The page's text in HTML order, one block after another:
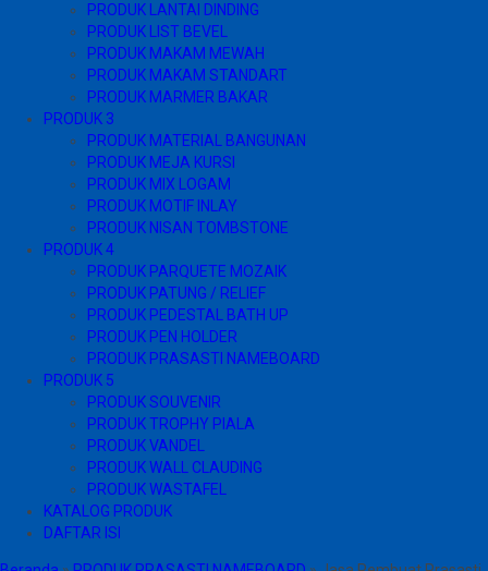
PRODUK LANTAI DINDING
PRODUK LIST BEVEL
PRODUK MAKAM MEWAH
PRODUK MAKAM STANDART
PRODUK MARMER BAKAR
PRODUK 3
PRODUK MATERIAL BANGUNAN
PRODUK MEJA KURSI
PRODUK MIX LOGAM
PRODUK MOTIF INLAY
PRODUK NISAN TOMBSTONE
PRODUK 4
PRODUK PARQUETE MOZAIK
PRODUK PATUNG / RELIEF
PRODUK PEDESTAL BATH UP
PRODUK PEN HOLDER
PRODUK PRASASTI NAMEBOARD
PRODUK 5
PRODUK SOUVENIR
PRODUK TROPHY PIALA
PRODUK VANDEL
PRODUK WALL CLAUDING
PRODUK WASTAFEL
KATALOG PRODUK
DAFTAR ISI